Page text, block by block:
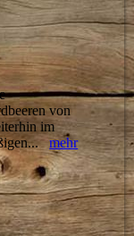
von
im
mehr